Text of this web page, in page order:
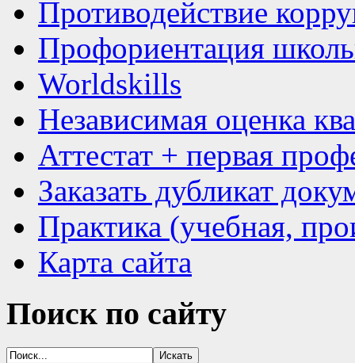
Противодействие
Профориентация
Worldskills
Независимая оценка
Аттестат + первая
Заказать дубликат
Практика (учебная,
Карта сайта
Поиск по сайту